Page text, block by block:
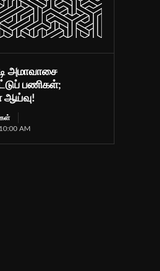
அமாவாசை
பணிகள்;
ஆய்வு!
AM